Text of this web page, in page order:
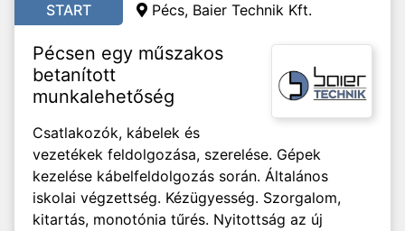
START Pécs, Baier Technik Kft.
Pécsen egy műszakos
betanított
munkalehetőség
Csatlakozók, kábelek és
vezetékek feldolgozása, szerelése. Gépek
kezelése kábelfeldolgozás során. Általános
iskolai végzettség. Kézügyesség. Szorgalom,
kitartás, monotónia tűrés. Nyitottság az új